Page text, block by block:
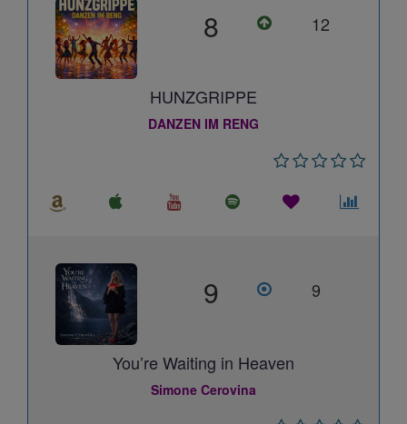
8 12
HUNZGRIPPE
DANZEN IM RENG
9 9
You’re Waiting in Heaven
Simone Cerovina